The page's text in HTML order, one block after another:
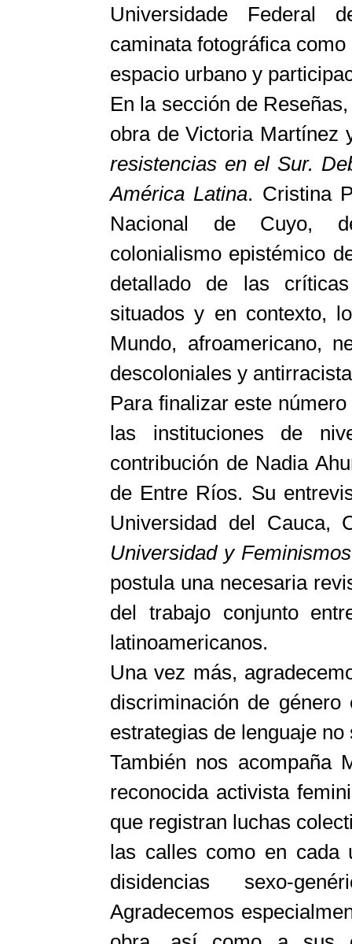
Universidade Federal
caminata fotográfica
espacio urbano y
En la sección de
obra de Victoria Martínez
resistencias en el Sur.
América Latina. Cristina
Nacional de Cuyo,
colonialismo epistémico
detallado de las
situados y en contexto,
Mundo, afroamericano,
descoloniales y
Para finalizar este
las instituciones de
contribución de Nadia
de Entre Ríos. Su
Universidad del Cauca,
Universidad y
postula una necesaria
del trabajo conjunto
latinoamericanos.
Una vez más,
discriminación de
estrategias de lenguaje no
También nos acompaña
reconocida activista
que registran luchas
las calles como en
disidencias sexo-
Agradecemos